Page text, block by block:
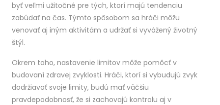
byť veľmi užitočné pre tých, ktorí majú tendenciu
zabúdať na čas. Týmto spôsobom sa hráči môžu
venovať aj iným aktivitám a udržať si vyvážený životný
štýl.
Okrem toho, nastavenie limitov môže pomôcť v
budovaní zdravej zvyklosti. Hráči, ktorí si vybudujú zvyk
dodržiavať svoje limity, budú mať väčšiu
pravdepodobnosť, že si zachovajú kontrolu aj v